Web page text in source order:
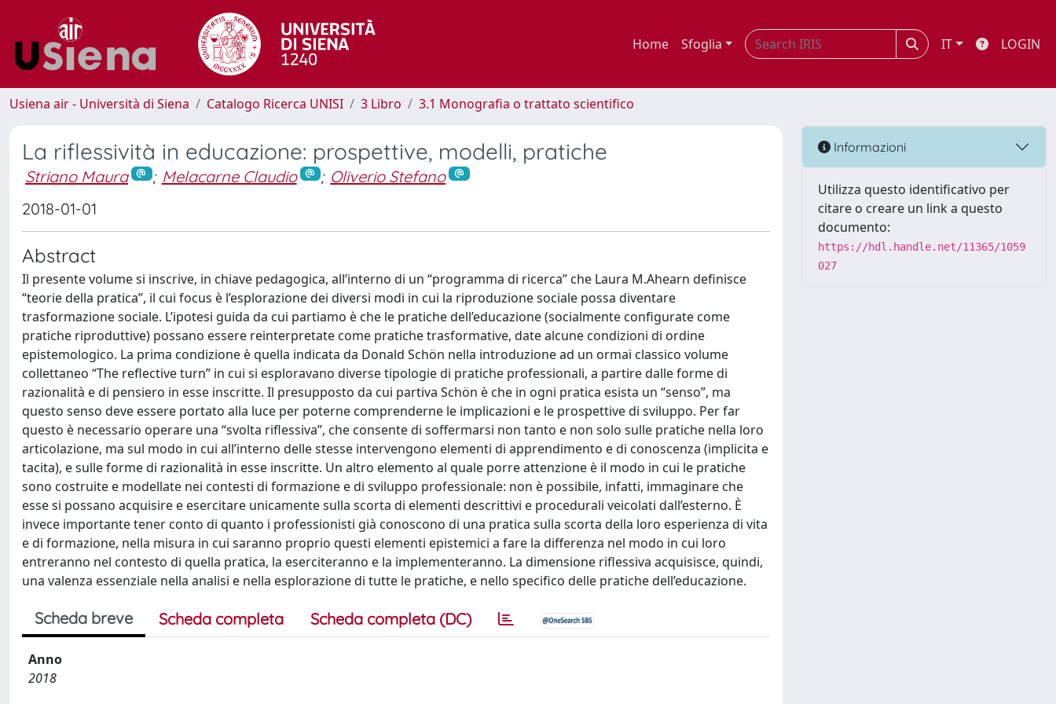
Home Sfoglia IT LOGIN
Usiena air - Università di Siena Catalogo Ricerca UNISI 3 Libro 3.1 Monografia o trattato scientifico
La riflessività in educazione: prospettive, modelli, pratiche
Striano Maura ; Melacarne Claudio ; Oliverio Stefano
2018-01-01
Abstract
Il presente volume si inscrive, in chiave pedagogica, all’interno di un “programma di ricerca” che Laura M.Ahearn definisce
“teorie della pratica”, il cui focus è l’esplorazione dei diversi modi in cui la riproduzione sociale possa diventare
trasformazione sociale. L’ipotesi guida da cui partiamo è che le pratiche dell’educazione (socialmente configurate come
pratiche riproduttive) possano essere reinterpretate come pratiche trasformative, date alcune condizioni di ordine
epistemologico. La prima condizione è quella indicata da Donald Schön nella introduzione ad un ormai classico volume
collettaneo “The reflective turn” in cui si esploravano diverse tipologie di pratiche professionali, a partire dalle forme di
razionalità e di pensiero in esse inscritte. Il presupposto da cui partiva Schön è che in ogni pratica esista un “senso”, ma
questo senso deve essere portato alla luce per poterne comprenderne le implicazioni e le prospettive di sviluppo. Per far
questo è necessario operare una “svolta riflessiva”, che consente di soffermarsi non tanto e non solo sulle pratiche nella loro
articolazione, ma sul modo in cui all’interno delle stesse intervengono elementi di apprendimento e di conoscenza (implicita e
tacita), e sulle forme di razionalità in esse inscritte. Un altro elemento al quale porre attenzione è il modo in cui le pratiche
sono costruite e modellate nei contesti di formazione e di sviluppo professionale: non è possibile, infatti, immaginare che
esse si possano acquisire e esercitare unicamente sulla scorta di elementi descrittivi e procedurali veicolati dall’esterno. È
invece importante tener conto di quanto i professionisti già conoscono di una pratica sulla scorta della loro esperienza di vita
e di formazione, nella misura in cui saranno proprio questi elementi epistemici a fare la differenza nel modo in cui loro
entreranno nel contesto di quella pratica, la eserciteranno e la implementeranno. La dimensione riflessiva acquisisce, quindi,
una valenza essenziale nella analisi e nella esplorazione di tutte le pratiche, e nello specifico delle pratiche dell’educazione.
Scheda breve Scheda completa Scheda completa (DC)
Anno
2018
Informazioni
Utilizza questo identificativo per
citare o creare un link a questo
documento:
https://hdl.handle.net/11365/1059
027